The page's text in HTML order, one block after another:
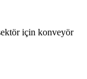
için konveyör